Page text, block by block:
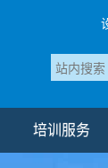
培训服务